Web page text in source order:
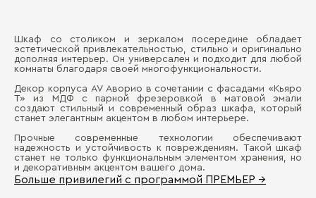
Шкаф со столиком и зеркалом посередине обладает
эстетической привлекательностью, стильно и оригинально
дополняя интерьер. Он универсален и подходит для любой
комнаты благодаря своей многофункциональности.
Декор корпуса AV Аворио в сочетании с фасадами «Кьяро
T» из МДФ с парной фрезеровкой в матовой эмали
создают стильный и современный образ шкафа, который
станет элегантным акцентом в любом интерьере.
Прочные современные технологии обеспечивают
надежность и устойчивость к повреждениям. Такой шкаф
станет не только функциональным элементом хранения, но
и декоративным акцентом вашего дома.
Больше привилегий с программой ПРЕМЬЕР →